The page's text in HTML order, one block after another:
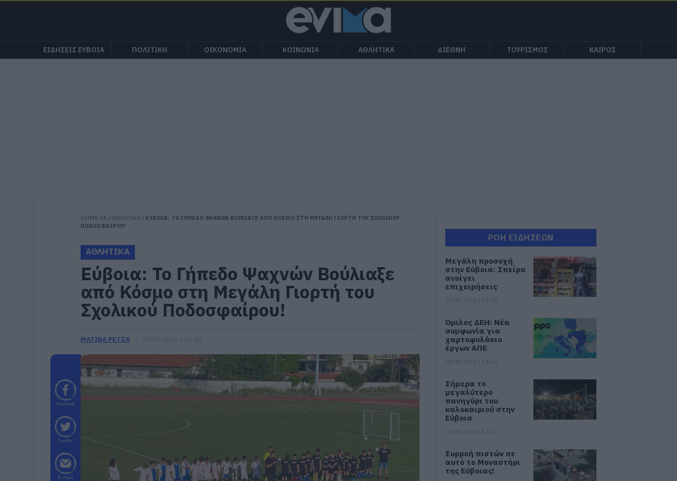
ΕΙΔΗΣΕΙΣ ΕΥΒΟΙΑ ΠΟΛΙΤΙΚΗ ΟΙΚΟΝΟΜΙΑ ΚΟΙΝΩΝΙΑ ΑΘΛΗΤΙΚΑ ΔΙΕΘΝΗ ΤΟΥΡΙΣΜΟΣ ΚΑΙΡΟΣ
EVIMA.GR / ΑΘΛΗΤΙΚΑ / ΕΥΒΟΙΑ: ΤΟ ΓΗΠΕΔΟ ΨΑΧΝΩΝ ΒΟΥΛΙΑΞΕ ΑΠΟ ΚΟΣΜΟ ΣΤΗ ΜΕΓΑΛΗ ΓΙΟΡΤΗ ΤΟΥ ΣΧΟΛΙΚΟΥ
ΠΟΔΟΣΦΑΙΡΟΥ!
ΑΘΛΗΤΙΚΑ
Εύβοια: Το Γήπεδο Ψαχνών Βούλιαξε
από Κόσμο στη Μεγάλη Γιορτή του
Σχολικού Ποδοσφαίρου!
ΜΑΤΙΝΑ ΡΕΤΣΑ
Facebook
Twitter
E-mail
ΡΟΗ ΕΙΔΗΣΕΩΝ
Μεγάλη προσοχή
στην Εύβοια: Σπείρα
ανοίγει
επιχειρήσεις
Όμιλος ΔΕΗ: Νέα
συμφωνία για
χαρτοφυλάκιο
έργων ΑΠΕ
Σήμερα το
μεγαλύτερο
πανηγύρι του
καλοκαιριού στην
Εύβοια
Συρροή πιστών σε
αυτό το Μοναστήρι
της Εύβοιας!